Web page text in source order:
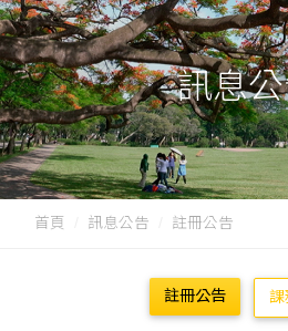
訊息
首頁 訊息公告 註冊公告
註冊公告 課